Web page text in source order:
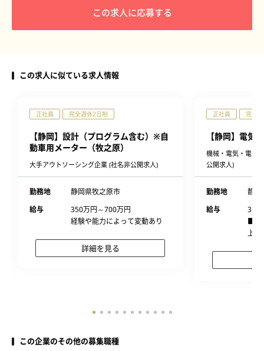
この求人に応募する
この求人に似ている求人情報
正社員 完全週休2日制
【静岡】設計（プログラム含む）※自
動車用メーター（牧之原）
大手アウトソーシング企業 (社名非公開求人)
勤務地
静岡県牧之原市
給与
350万円～700万円
経験や能力によって変動あり
詳細を見る
正社員 完全
【静岡】電気
機械・電気・電子
公開求人)
勤務地
静岡
給与
350
■経
上、
この企業のその他の募集職種